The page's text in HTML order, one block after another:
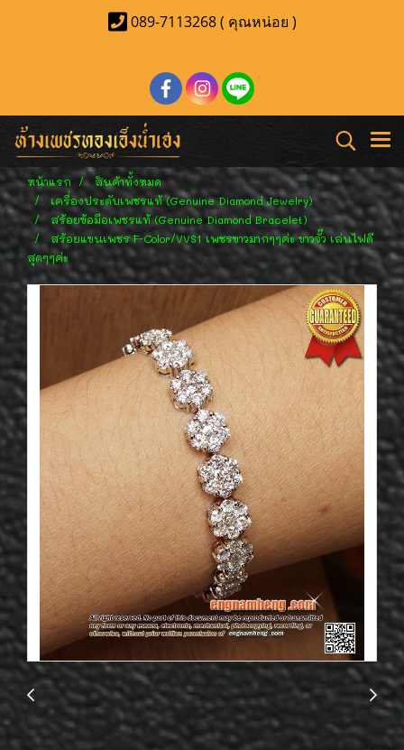
089-7113268 ( คุณหน่อย )
หน้าแรก
สินค้าทั้งหมด
เครื่องประดับเพชรแท้ (Genuine Diamond Jewelry)
สร้อยข้อมือเพชรแท้ (Genuine Diamond Bracelet)
สร้อยแขนเพชร F-Color/VVS1 เพชรขาวมากๆๆค่ะ ขาวจั๊ว เล่นไฟดี
สุดๆๆค่ะ